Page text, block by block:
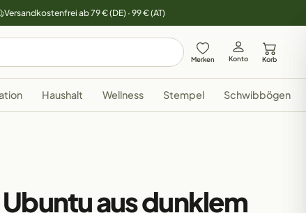
Versandkostenfrei ab 79 € (DE) · 99 € (AT)
Merken Konto Korb
Haushalt Wellness Stempel Schwibbögen
aus dunklem